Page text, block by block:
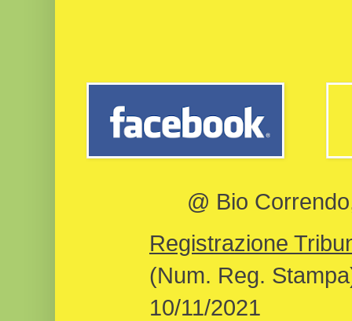
@ Bio
Registrazione
(Num. Reg.
10/11/2021